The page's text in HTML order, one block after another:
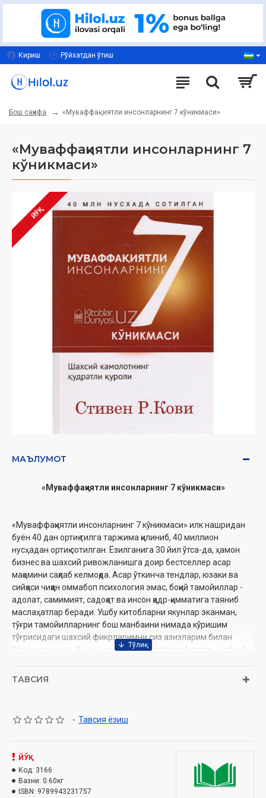
Кириш Рўйхатдан ўтиш
Бош саҳифа «Муваффақиятли инсонларнинг 7 кўникмаси»
«Муваффақиятли инсонларнинг 7
кўникмаси»
ЙЎҚ
МАЪЛУМОТ
«Муваффақиятли инсонларнинг 7 кўникмаси»
«Муваффақиятли инсонларнинг 7 кўникмаси» илк нашридан
буён 40 дан ортиқ тилга таржима қилиниб, 40 миллион
нусҳадан ортиқ сотилган. Ёзилганига 30 йил ўтса-да, ҳамон
бизнес ва шахсий ривожланишга доир бестселлер асар
мақомини сақлаб келмоқда. Асар ўткинча тендлар, юзаки ва
сийқаси чиққан оммабоп психология эмас, боқий тамойиллар -
адолат, самимият, садоқат ва инсон қадр-қимматига таяниб
маслаҳатлар беради. Ушбу китобларни якунлар эканман,
тўғри тамойилларнинг бош манбаини нимада кўришим
тўғрисидаги шахсий фикрларимни сиз азизларим билан
бўлишмоқчиман. Ишончим комил, тўғри тамойиллар - табиий
Парвардигоридир. Парвардигор, шунингдек, виждонимиз
даражасидан кўтарила олмайди. Ишончим комил, инсон
Парвардигорнинг қудратига муҳтожмиз. Инсон сифатида
ўзимизни ўзимиз мукаммал қила олмаймиз. Тўғри
тамойилларга қанчалик мутаносиб бўлсак, мавжудлигимиз
ТАВСИЯ
- Тавсия ёзиш
ЙЎҚ
Код: 3166
Вазни: 0.60кг
ISBN: 9789943231757